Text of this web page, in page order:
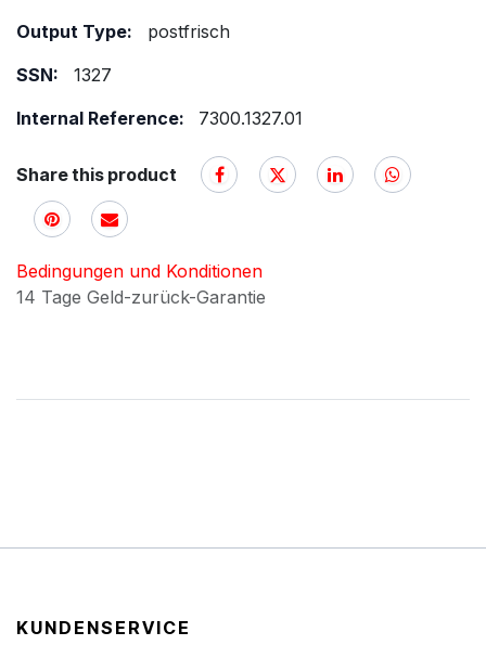
Output Type:
postfrisch
SSN:
1327
Internal Reference:
7300.1327.01
Share this product
Bedingungen und Konditionen
14 Tage Geld-zurück-Garantie
KUNDENSERVICE